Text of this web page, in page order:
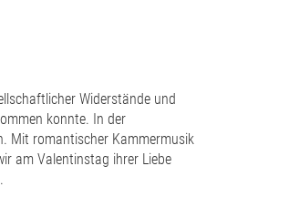
Widerstände und
konnte. In der
Mit romantischer Kammermusik
am Valentinstag ihrer Liebe